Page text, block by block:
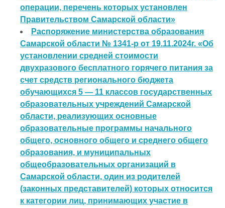
операции, перечень которых установлен
Правительством Самарской области»
Распоряжение министерства образования
Самарской области № 1341-р от 19.11.2024г. «Об
установлении средней стоимости
двухразового бесплатного горячего питания за
счет средств регионального бюджета
обучающихся 5 — 11 классов государственных
образовательных учреждений Самарской
области, реализующих основные
образовательные программы начального
общего, основного общего и среднего общего
образования, и муниципальных
общеобразовательных организаций в
Самарской области, один из родителей
(законных представителей) которых относится
к категории лиц, принимающих участие в